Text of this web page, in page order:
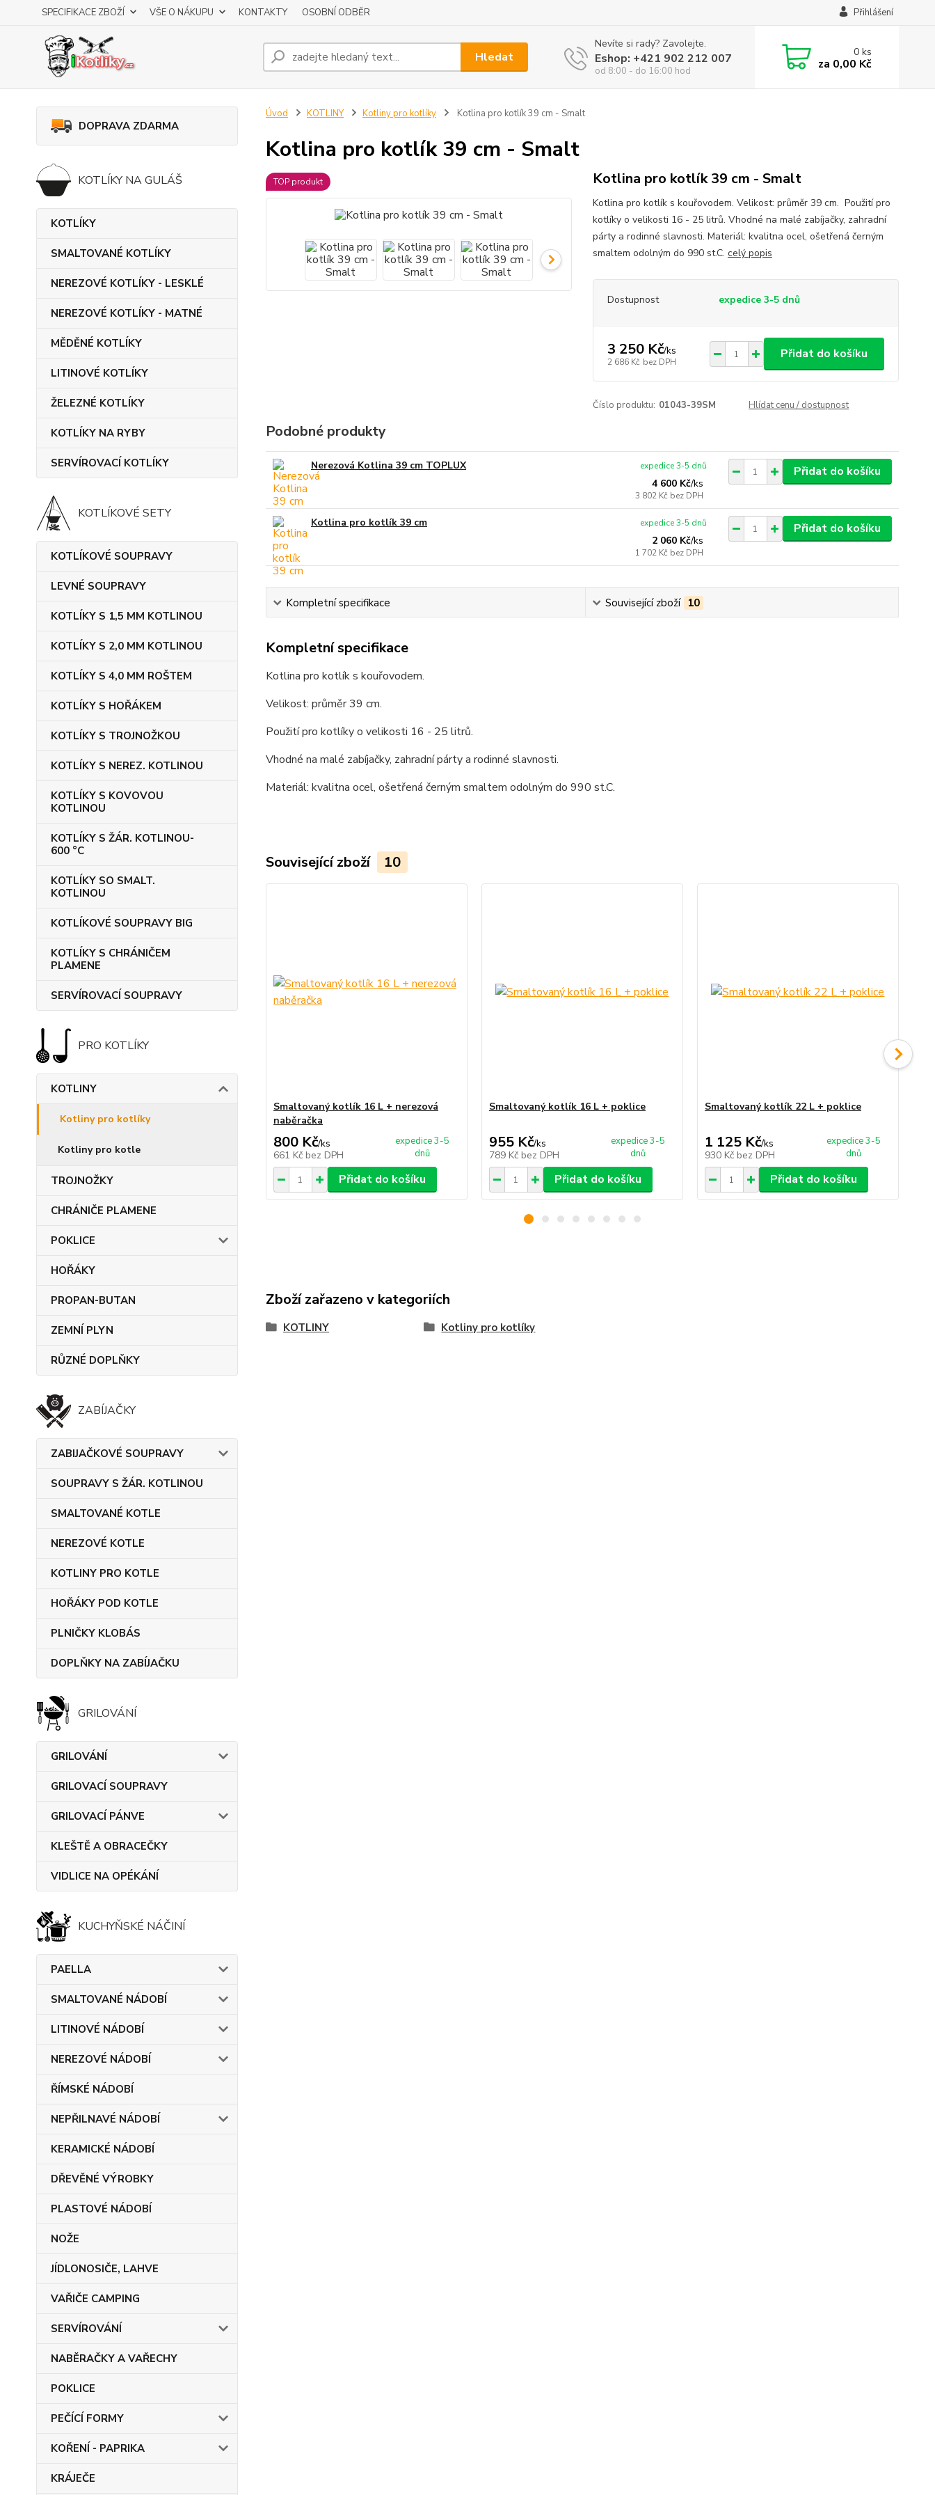
SPECIFIKACE ZBOŽÍ VŠE O NÁKUPU KONTAKTY OSOBNÍ ODBĚR Přihlášení
Hledat
Nevíte si rady? Zavolejte.
Eshop: +421 902 212 007
od 8:00 - do 16:00 hod
0ks
za 0,00 Kč
DOPRAVA ZDARMA
KOTLÍKY NA GULÁŠ
KOTLÍKY
SMALTOVANÉ KOTLÍKY
NEREZOVÉ KOTLÍKY - LESKLÉ
NEREZOVÉ KOTLÍKY - MATNÉ
MĚDĚNÉ KOTLÍKY
LITINOVÉ KOTLÍKY
ŽELEZNÉ KOTLÍKY
KOTLÍKY NA RYBY
SERVÍROVACÍ KOTLÍKY
KOTLÍKOVÉ SETY
KOTLÍKOVÉ SOUPRAVY
LEVNÉ SOUPRAVY
KOTLÍKY S 1,5 MM KOTLINOU
KOTLÍKY S 2,0 MM KOTLINOU
KOTLÍKY S 4,0 MM ROŠTEM
KOTLÍKY S HOŘÁKEM
KOTLÍKY S TROJNOŽKOU
KOTLÍKY S NEREZ. KOTLINOU
KOTLÍKY S KOVOVOU
KOTLINOU
KOTLÍKY S ŽÁR. KOTLINOU-
600 °C
KOTLÍKY SO SMALT.
KOTLINOU
KOTLÍKOVÉ SOUPRAVY BIG
KOTLÍKY S CHRÁNIČEM
PLAMENE
SERVÍROVACÍ SOUPRAVY
PRO KOTLÍKY
KOTLINY
Kotliny pro kotlíky
Kotliny pro kotle
TROJNOŽKY
CHRÁNIČE PLAMENE
POKLICE
HOŘÁKY
PROPAN-BUTAN
ZEMNÍ PLYN
RŮZNÉ DOPLŇKY
ZABÍJAČKY
ZABIJAČKOVÉ SOUPRAVY
SOUPRAVY S ŽÁR. KOTLINOU
SMALTOVANÉ KOTLE
NEREZOVÉ KOTLE
KOTLINY PRO KOTLE
HOŘÁKY POD KOTLE
PLNIČKY KLOBÁS
DOPLŇKY NA ZABÍJAČKU
GRILOVÁNÍ
GRILOVÁNÍ
GRILOVACÍ SOUPRAVY
GRILOVACÍ PÁNVE
KLEŠTĚ A OBRACEČKY
VIDLICE NA OPÉKÁNÍ
KUCHYŇSKÉ NÁČINÍ
PAELLA
SMALTOVANÉ NÁDOBÍ
LITINOVÉ NÁDOBÍ
NEREZOVÉ NÁDOBÍ
ŘÍMSKÉ NÁDOBÍ
NEPŘILNAVÉ NÁDOBÍ
KERAMICKÉ NÁDOBÍ
DŘEVĚNÉ VÝROBKY
PLASTOVÉ NÁDOBÍ
NOŽE
JÍDLONOSIČE, LAHVE
VAŘIČE CAMPING
SERVÍROVÁNÍ
NABĚRAČKY A VAŘECHY
POKLICE
PEČÍCÍ FORMY
KOŘENÍ - PAPRIKA
KRÁJEČE
Úvod KOTLINY Kotliny pro kotlíky Kotlina pro kotlík 39 cm - Smalt
Kotlina pro kotlík 39 cm - Smalt
TOP produkt Kotlina pro kotlík 39 cm - Smalt
Kotlina pro kotlík s kouřovodem. Velikost: průměr 39 cm. Použití pro
kotlíky o velikosti 16 - 25 litrů. Vhodné na malé zabíjačky, zahradní
párty a rodinné slavnosti. Materiál: kvalitna ocel, ošetřená černým
smaltem odolným do 990 st.C. celý popis
Dostupnost expedice 3-5 dnů
3 250 Kč/ks
2 686 Kč bez DPH
Přidat do košíku
Číslo produktu: 01043-39SM Hlídat cenu / dostupnost
Podobné produkty
Nerezová Kotlina 39 cm TOPLUX
4 600 Kč/ks
3 802 Kč bez DPH
expedice 3-5 dnů Přidat do košíku
Kotlina pro kotlík 39 cm
2 060 Kč/ks
1 702 Kč bez DPH
expedice 3-5 dnů Přidat do košíku
Kompletní specifikace Související zboží 10
Kompletní specifikace
Kotlina pro kotlík s kouřovodem.
Velikost: průměr 39 cm.
Použití pro kotlíky o velikosti 16 - 25 litrů.
Vhodné na malé zabíjačky, zahradní párty a rodinné slavnosti.
Materiál: kvalitna ocel, ošetřená černým smaltem odolným do 990 st.C.
Související zboží 10
Smaltovaný kotlík 16 L + nerezová
naběračka
800 Kč/ks
661 Kč bez DPH
expedice 3-5
dnů
Přidat do košíku
Smaltovaný kotlík 16 L + poklice
955 Kč/ks
789 Kč bez DPH
expedice 3-5
dnů
Přidat do košíku
Smaltovaný kotlík 22 L + poklice
1 125 Kč/ks
930 Kč bez DPH
expedice 3-5
dnů
Přidat do košíku
Zboží zařazeno v kategoriích
KOTLINY Kotliny pro kotlíky